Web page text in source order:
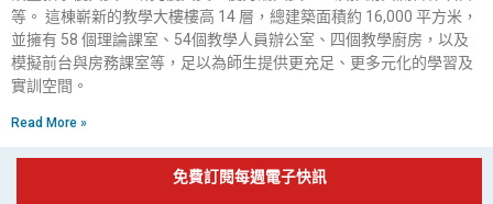
等。 這棟嶄新的教學大樓樓高 14 層，總建築面積約 16,000 平方米，
並擁有 58 個理論課室、54個教學人員辦公室、四個教學廚房，以及
模擬前台與房務課室等，足以為師生提供更充足、更多元化的學習及
實訓空間。
Read More »
免費訂閱每週電子快訊